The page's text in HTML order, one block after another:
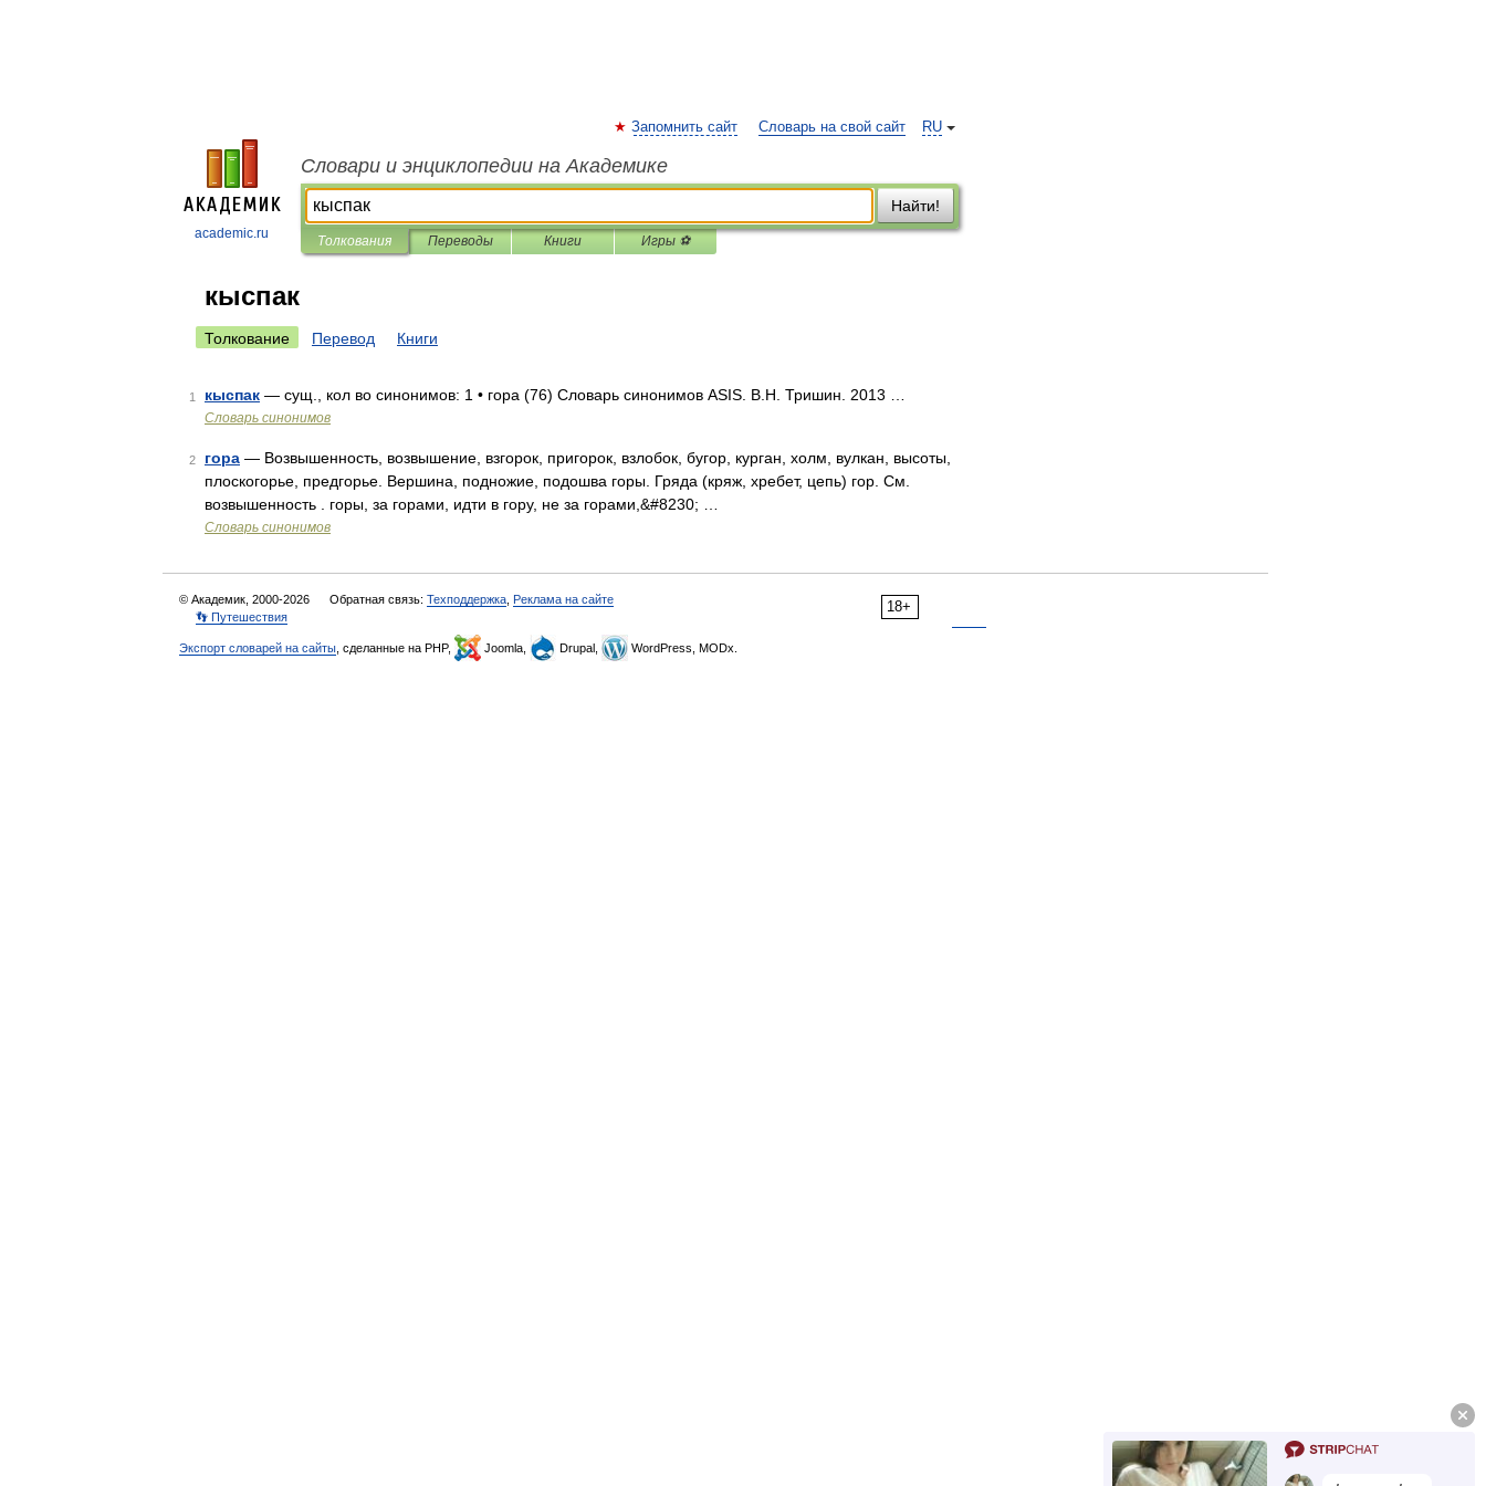
academic.ru
RU
Запомнить сайт Словарь на свой сайт
Словари и энциклопедии на Академике
Найти!
Толкования Переводы Книги Игры ⚽
кыспак
Толкование Перевод Книги
1 кыспак — сущ., кол во синонимов: 1 • гора (76) Словарь синонимов ASIS. В.Н. Тришин. 2013 …
Словарь синонимов
2 гора — Возвышенность, возвышение, взгорок, пригорок, взлобок, бугор, курган, холм, вулкан, высоты,
плоскогорье, предгорье. Вершина, подножие, подошва горы. Гряда (кряж, хребет, цепь) гор. См.
возвышенность . горы, за горами, идти в гору, не за горами,&#8230; …
Словарь синонимов
18+
© Академик, 2000-2026 Обратная связь: Техподдержка Реклама на сайте
👣 Путешествия
Экспорт словарей на сайты , сделанные на PHP, Joomla, Drupal, WordPress, MODx.